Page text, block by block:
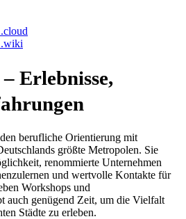
– Erlebnisse,
berufliche Orientierung mit
größte Metropolen. Sie
renommierte Unternehmen
und wertvolle Kontakte für
Workshops und
auch genügend Zeit, um die Vielfalt
Städte zu erleben.